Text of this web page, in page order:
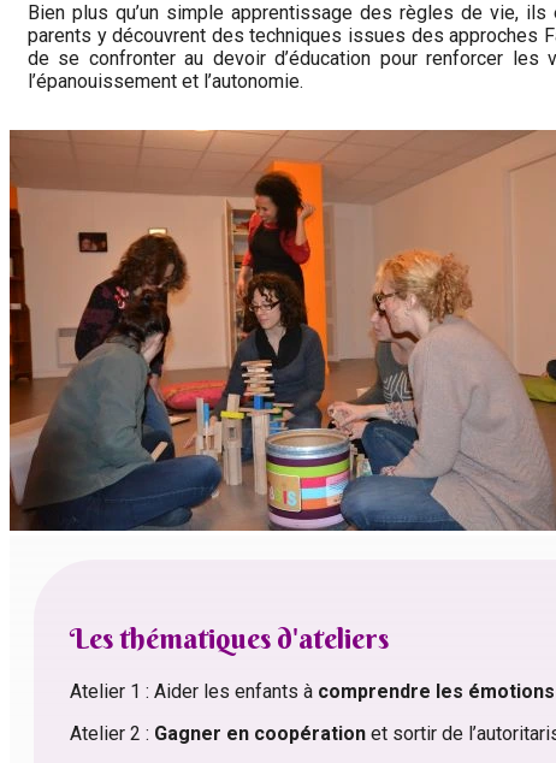
Bien plus qu’un simple apprentissage des règles de vie,
parents y découvrent des techniques issues des approches
de se confronter au devoir d’éducation pour renforcer les
l’épanouissement et l’autonomie.
Les thématiques d'ateliers
Atelier 1 : Aider les enfants à comprendre les
Atelier 2 : Gagner en coopération et sortir de